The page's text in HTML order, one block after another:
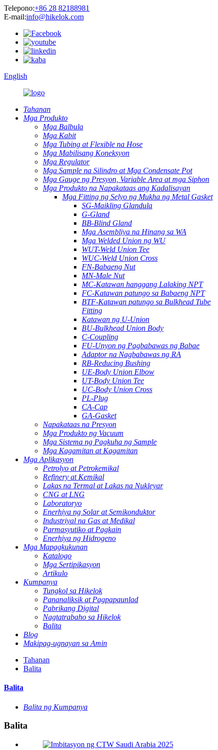
Telepono:+86 28 82188981
E-mail:info@hikelok.com
English
Tahanan
Mga Produkto
Mga Balbula
Mga Kabit
Mga Tubing at Flexible na Hose
Mga Mabilisang Koneksyon
Mga Regulator
Mga Sample na Silindro at Mga Condensate Pot
Mga Gauge ng Presyon, Variable Area at mga Siphon
Mga Produkto na Napakataas ang Kadalisayan
Mga Fitting ng Selyo ng Mukha ng Metal Gasket
SG-Maikling Glandula
G-Gland
BB-Blind Gland
Mga Asembliya na Hinang sa WA
Mga Welded Union ng WU
WUT-Weld Union Tee
WUC-Weld Union Cross
FN-Babaeng Nut
MN-Male Nut
MC-Katawan hanggang Lalaking NPT
FC-Katawan patungo sa Babaeng NPT
BTF-Katawan patungo sa Bulkhead Tube
Fitting
Katawan ng U-Union
BU-Bulkhead Union Body
C-Coupling
FU-Unyon ng Pagbabawas ng Babae
Adaptor na Nagbabawas ng RA
RB-Reducing Bushing
UE-Body Union Elbow
UT-Body Union Tee
UC-Body Union Cross
PL-Plug
CA-Cap
GA-Gasket
Napakataas na Presyon
Mga Produkto ng Vacuum
Mga Sistema ng Pagkuha ng Sample
Mga Kagamitan at Kagamitan
Mga Aplikasyon
Petrolyo at Petrokemikal
Refinery at Kemikal
Lakas na Termal at Lakas na Nukleyar
CNG at LNG
Laboratoryo
Enerhiya ng Solar at Semikonduktor
Industriyal na Gas at Medikal
Parmasyutiko at Pagkain
Enerhiya ng Hidrogeno
Mga Mapagkukunan
Katalogo
Mga Sertipikasyon
Artikulo
Kumpanya
Tungkol sa Hikelok
Pananaliksik at Pagpapaunlad
Pabrikang Digital
Nagtatrabaho sa Hikelok
Balita
Blog
Makipag-ugnayan sa Amin
Tahanan
Balita
Balita
Balita ng Kumpanya
Balita